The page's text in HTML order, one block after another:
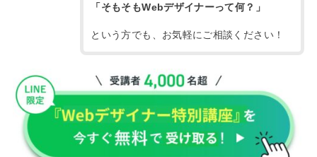
「そもそもWebデザイナーって何？」
という方でも、お気軽にご相談ください！